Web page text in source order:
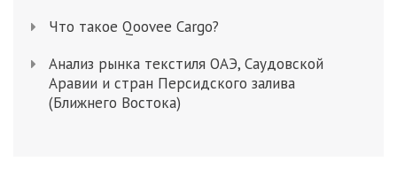
Что такое Qoovee Cargo?
Анализ рынка текстиля ОАЭ, Саудовской
Аравии и стран Персидского залива
(Ближнего Востока)